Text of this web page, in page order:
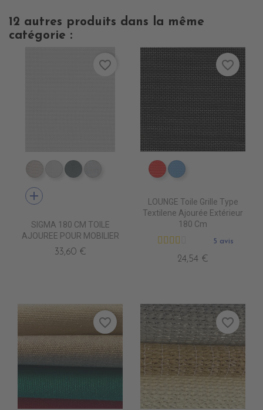
12 autres produits dans la même
catégorie :
DB0209 QUELCY
DB5001 BLANC
DB5003 ACIER
DB0210 ENO
add
SIGMA 180 CM TOILE
AJOUREE POUR MOBILIER
33,60 €
favorite_border
DB0208 ROUGE
DB0224 CIEL
LOUNGE Toile Grille Type
Textilene Ajourée Extérieur
180 Cm
5 avis
24,54 €
favorite_border
favorite_border favorite_border